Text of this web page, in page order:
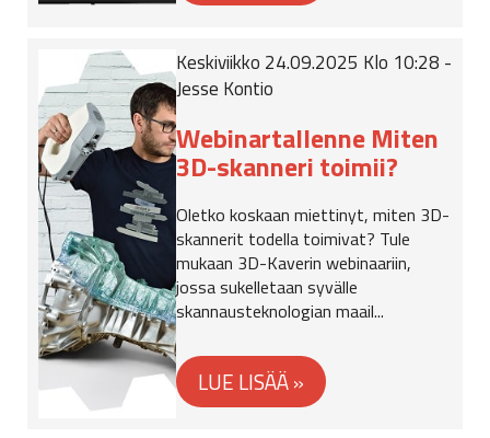
Keskiviikko 24.09.2025 Klo 10:28 -
Jesse Kontio
Webinartallenne Miten
3D-skanneri toimii?
Oletko koskaan miettinyt, miten 3D-
skannerit todella toimivat? Tule
mukaan 3D-Kaverin webinaariin,
jossa sukelletaan syvälle
skannausteknologian maail...